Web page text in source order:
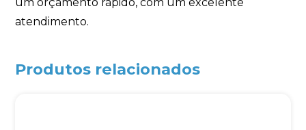
atendimento.
Produtos relacionados